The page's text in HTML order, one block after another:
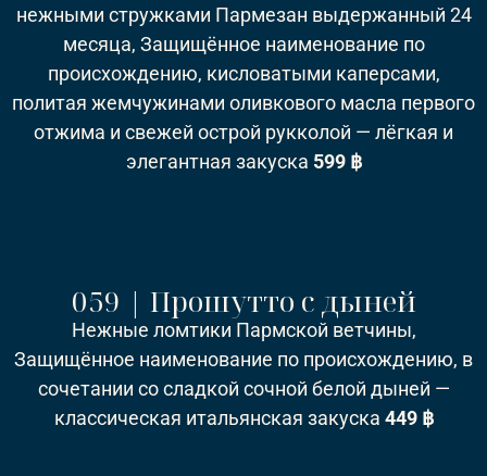
нежными стружками Пармезан выдержанный 24
месяца, Защищённое наименование по
происхождению, кисловатыми каперсами,
политая жемчужинами оливкового масла первого
отжима и свежей острой рукколой — лёгкая и
элегантная закуска 599 ฿
059 | Прошутто с дыней
Нежные ломтики Пармской ветчины,
Защищённое наименование по происхождению, в
сочетании со сладкой сочной белой дыней —
классическая итальянская закуска 449 ฿